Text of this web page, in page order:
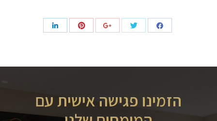
הזמינו פגישה אישית עם